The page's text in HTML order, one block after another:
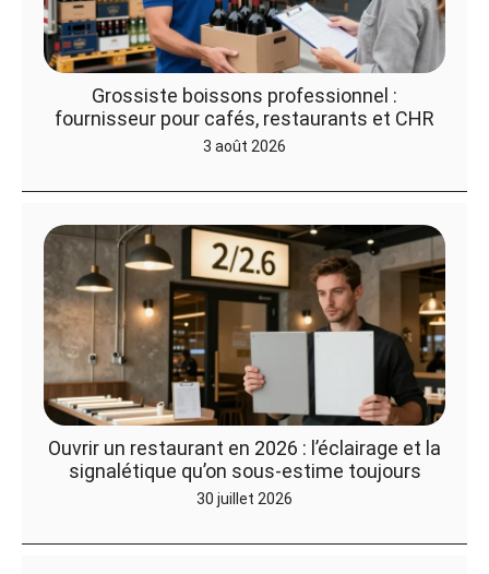
Grossiste boissons professionnel :
fournisseur pour cafés, restaurants et CHR
3 août 2026
Ouvrir un restaurant en 2026 : l’éclairage et la
signalétique qu’on sous-estime toujours
30 juillet 2026